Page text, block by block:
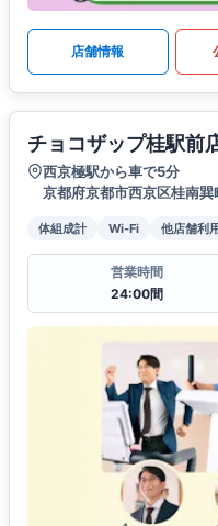
店舗情報
チョコザップ桂駅前
西京極駅から車で5分
京都府京都市西京区桂南
体組成計 Wi-Fi 他店舗利
営業時間
24:00間